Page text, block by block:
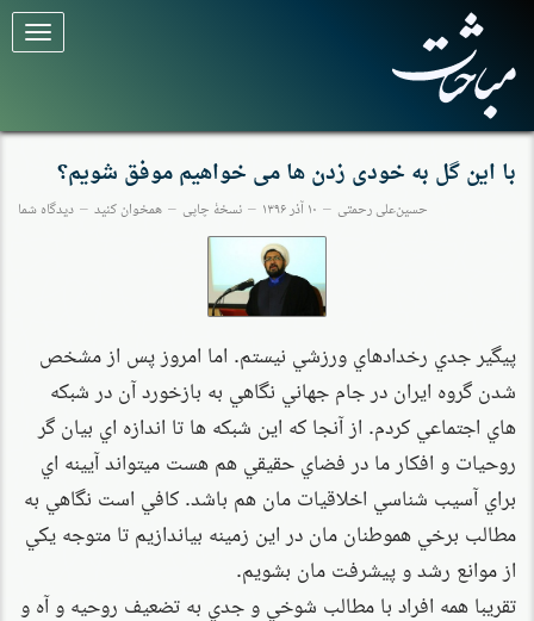
برای
تغییر
کنید
با این گل به خودی زدن ها می خواهیم موفق شویم؟
حسین‌علی رحمتی ۱۰ آذر ۱۳۹۶ نسخهٔ چاپی همخوان کنید دیدگاه شما
پيگير جدي رخدادهاي ورزشي نيستم. اما امروز پس از مشخص
شدن گروه ايران در جام جهاني نگاهي به بازخورد آن در شبكه
هاي اجتماعي كردم. از آنجا كه اين شبكه ها تا اندازه اي بيان گر
روحيات و افكار ما در فضاي حقيقي هم هست ميتواند آيينه اي
براي آسيب شناسي اخلاقيات مان هم باشد. كافي است نگاهي به
مطالب برخي هموطنان مان در اين زمينه بياندازيم تا متوجه يكي
از موانع رشد و پيشرفت مان بشويم.
تقريبا همه افراد با مطالب شوخي و جدي به تضعيف روحيه و آه و